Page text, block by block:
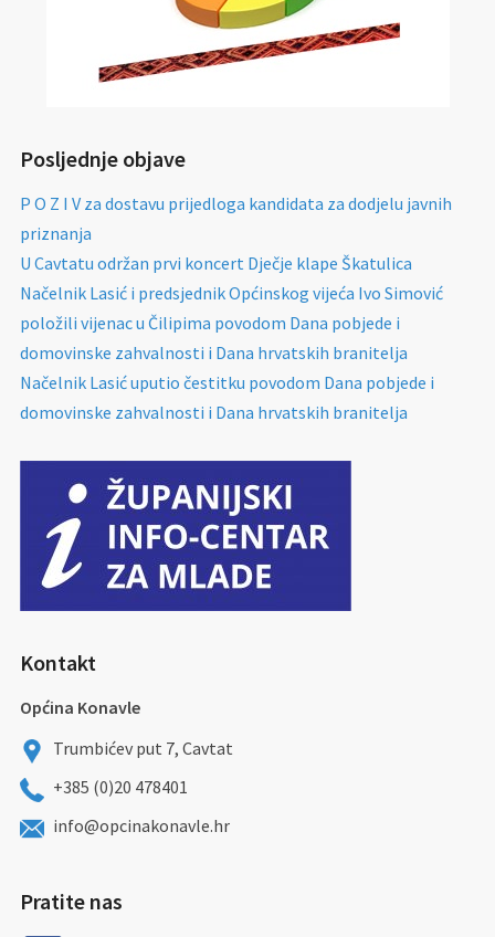
Posljednje objave
P O Z I V za dostavu prijedloga kandidata za dodjelu javnih
priznanja
U Cavtatu održan prvi koncert Dječje klape Škatulica
Načelnik Lasić i predsjednik Općinskog vijeća Ivo Simović
položili vijenac u Čilipima povodom Dana pobjede i
domovinske zahvalnosti i Dana hrvatskih branitelja
Načelnik Lasić uputio čestitku povodom Dana pobjede i
domovinske zahvalnosti i Dana hrvatskih branitelja
Kontakt
Općina Konavle
Trumbićev put 7, Cavtat
+385 (0)20 478401
info@opcinakonavle.hr
Pratite nas